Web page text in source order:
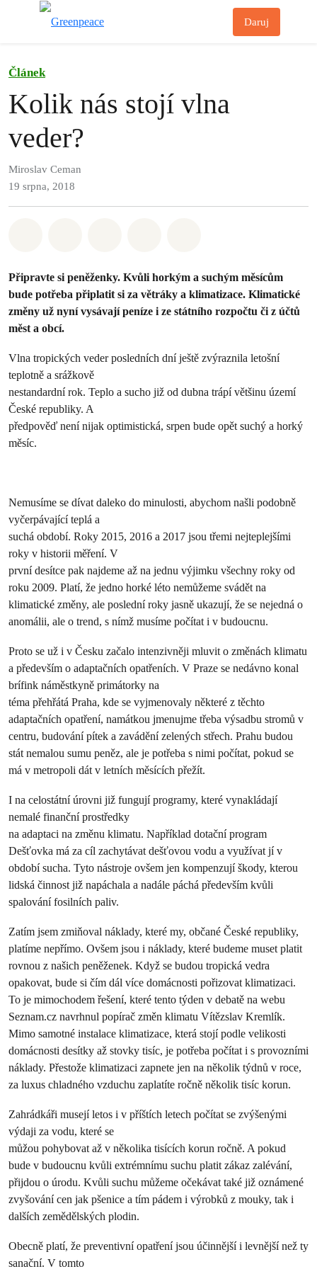
Daruj
Článek
Kolik nás stojí vlna
veder?
Miroslav Ceman
19 srpna, 2018
Připravte si peněženky. Kvůli horkým a suchým měsícům
bude potřeba připlatit si za větráky a klimatizace. Klimatické
změny už nyní vysávají peníze i ze státního rozpočtu či z účtů
měst a obcí.
Vlna tropických veder posledních dní ještě zvýraznila letošní
teplotně a srážkově
nestandardní rok. Teplo a sucho již od dubna trápí většinu území
České republiky. A
předpověď není nijak optimistická, srpen bude opět suchý a horký
měsíc.
Nemusíme se dívat daleko do minulosti, abychom našli podobně
vyčerpávající teplá a
suchá období. Roky 2015, 2016 a 2017 jsou třemi nejteplejšími
roky v historii měření. V
první desítce pak najdeme až na jednu výjimku všechny roky od
roku 2009. Platí, že jedno horké léto nemůžeme svádět na
klimatické změny, ale poslední roky jasně ukazují, že se nejedná o
anomálii, ale o trend, s nímž musíme počítat i v budoucnu.
Proto se už i v Česku začalo intenzivněji mluvit o změnách klimatu
a především o adaptačních opatřeních. V Praze se nedávno konal
brífink náměstkyně primátorky na
téma přehřátá Praha, kde se vyjmenovaly některé z těchto
adaptačních opatření, namátkou jmenujme třeba výsadbu stromů v
centru, budování pítek a zavádění zelených střech. Prahu budou
stát nemalou sumu peněz, ale je potřeba s nimi počítat, pokud se
má v metropoli dát v letních měsících přežít.
I na celostátní úrovni již fungují programy, které vynakládají
nemalé finanční prostředky
na adaptaci na změnu klimatu. Například dotační program
Dešťovka má za cíl zachytávat dešťovou vodu a využívat jí v
období sucha. Tyto nástroje ovšem jen kompenzují škody, kterou
lidská činnost již napáchala a nadále páchá především kvůli
spalování fosilních paliv.
Zatím jsem zmiňoval náklady, které my, občané České republiky,
platíme nepřímo. Ovšem jsou i náklady, které budeme muset platit
rovnou z našich peněženek. Když se budou tropická vedra
opakovat, bude si čím dál více domácnosti pořizovat klimatizaci.
To je mimochodem řešení, které tento týden v debatě na webu
Seznam.cz navrhnul popírač změn klimatu Vítězslav Kremlík.
Mimo samotné instalace klimatizace, která stojí podle velikosti
domácnosti desítky až stovky tisíc, je potřeba počítat i s provozními
náklady. Přestože klimatizaci zapnete jen na několik týdnů v roce,
za luxus chladného vzduchu zaplatíte ročně několik tisíc korun.
Zahrádkáři musejí letos i v příštích letech počítat se zvýšenými
výdaji za vodu, které se
můžou pohybovat až v několika tisících korun ročně. A pokud
bude v budoucnu kvůli extrémnímu suchu platit zákaz zalévání,
přijdou o úrodu. Kvůli suchu můžeme očekávat také již oznámené
zvyšování cen jak pšenice a tím pádem i výrobků z mouky, tak i
dalších zemědělských plodin.
Obecně platí, že preventivní opatření jsou účinnější i levnější než ty
sanační. V tomto